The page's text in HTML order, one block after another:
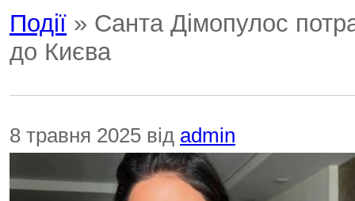
Події » Санта Дімопулос
до Києва
8 травня 2025 від admin